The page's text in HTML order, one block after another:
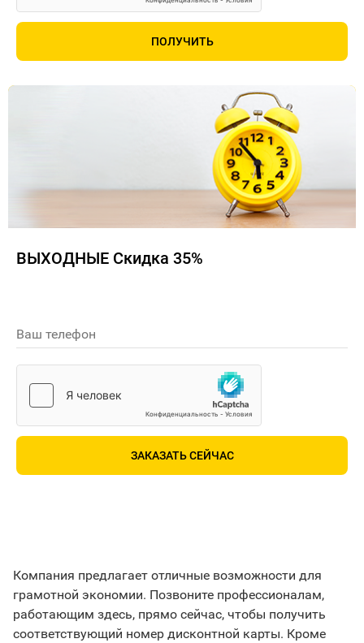
ПОЛУЧИТЬ
ВЫХОДНЫЕ Скидка 35%
Ваш телефон
ЗАКАЗАТЬ СЕЙЧАС
Компания предлагает отличные возможности для
грамотной экономии. Позвоните профессионалам,
работающим здесь, прямо сейчас, чтобы получить
соответствующий номер дисконтной карты. Кроме